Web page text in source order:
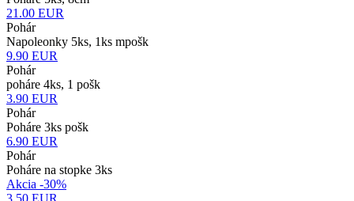
21.00 EUR
Pohár
Napoleonky 5ks, 1ks mpošk
9.90 EUR
Pohár
poháre 4ks, 1 pošk
3.90 EUR
Pohár
Poháre 3ks pošk
6.90 EUR
Pohár
Poháre na stopke 3ks
Akcia -30%
3.50 EUR